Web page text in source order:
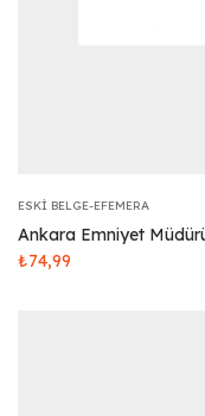
ESKI BELGE-EFEMERA
Ankara Emniyet
₺74,99